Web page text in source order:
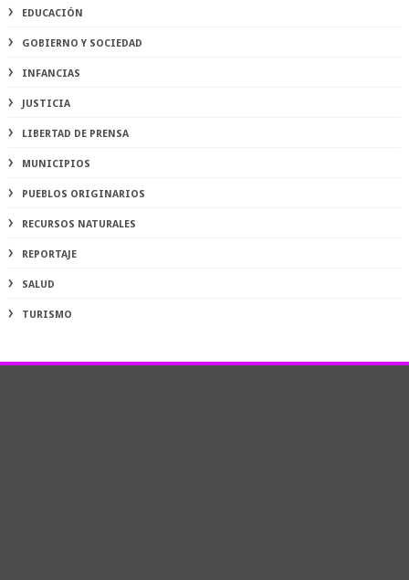
EDUCACIÓN
GOBIERNO Y SOCIEDAD
INFANCIAS
JUSTICIA
LIBERTAD DE PRENSA
MUNICIPIOS
PUEBLOS ORIGINARIOS
RECURSOS NATURALES
REPORTAJE
SALUD
TURISMO